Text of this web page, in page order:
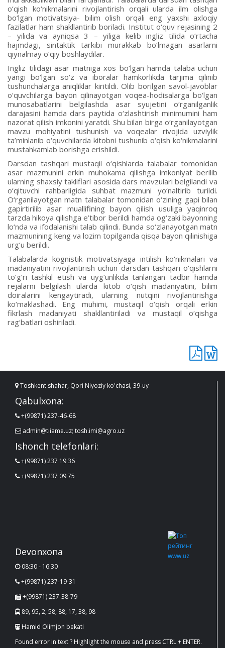
o‘qish ko‘nikmalarini rivojlantirish orqali ularda ilm olishga
bo‘lgan motivatsiya- bilim olish orqali eng yaxshi axloqiy
fazilatlar ham shakllantirib boriladi. Institut o‘quv rejasining 2
– yilida va ayniqsa 3 – yiliga kelib ingliz tilida o‘rtacha
hajmdagi, sintaktik tarkibi murakkab bo‘lmagan asarlarni
qiynalmay o‘qiy boshlaydilar.
Ingliz tilidagi asar matniga xos bo‘lgan hamda talaba uchun
yangi bo‘lgan so‘z va iboralar hamkorlikda tarjima qilinib
tushunchalarga aniqliklar kiritildi. Olib borilgan savol-javoblar
o‘quvchilarga bayon qilinayotgan voqea-hodisalarga bo‘lgan
munosabatlarini belgilashda asar syujetini o‘rganilganlik
darajasini hamda dars paytida o‘zlashtirish minimumini ham
nazorat qilish imkonini yaratdi. Shu bilan birga o‘rganilayotgan
mavzu mohiyatini tushunish va voqealar rivojida uzviylik
ta’minlanib o‘quvchilarda kitobni tushunib o‘qish ko‘nikmalarini
mustahkamlab borishga erishildi.
Darsdan tashqari mustaqil o‘qishlarda talabalar tomonidan
asar mazmunini erkin muhokama qilishga imkoniyat berilib
ularning shaxsiy takliflari asosida dars mavzulari belgilandi va
o‘qituvchi rahbarligida suhbat mazmuni yo‘naltirib turildi.
O‘rganilayotgan matn talabalar tomonidan o‘zining gapi bilan
gapirtirilib asar muallifining bayon qilish usuliga yaqinroq
tarzda hikoya qilishga e’tibor berildi hamda og‘zaki bayonning
lo‘nda va ifodalanishi talab qilindi. Bunda so‘zlanayotgan matn
mazmunining keng va lozim topilganda qisqa bayon qilinishiga
urg‘u berildi.
Talabalarda kognistik motivatsiyaga intilish ko‘nikmalari va
madaniyatini rivojlantirish uchun darsdan tashqari o‘qishlarni
to‘g‘ri tashkil etish va uyg‘unlikda tanlangan tadbir hamda
rejalarni belgilash ularda kitob o‘qish madaniyatini, bilim
doiralarini kengaytiradi, ularning nutqini rivojlantirishga
ko‘maklashadi. Eng muhimi, mustaqil o‘qish orqali erkin
fikrlash madaniyati shakllantiriladi va mustaqil o‘qishga
rag‘batlari oshiriladi.
Toshkent shahar, Qori Niyoziy ko'chasi, 39-uy
Qabulxona:
+(99871) 237-46-68
admin@tiiame.uz; tosh.imi@agro.uz
Ishonch telefonlari:
+(99871) 237 19 36
+(99871) 237 09 75
Devonxona
08:30 - 16:30
+(99871) 237-19-31
+(99871) 237-38-79
89, 95, 2, 58, 88, 17, 38, 98
Hamid Olimjon bekati
Found error in text ? Highlight the mouse and press CTRL + ENTER.